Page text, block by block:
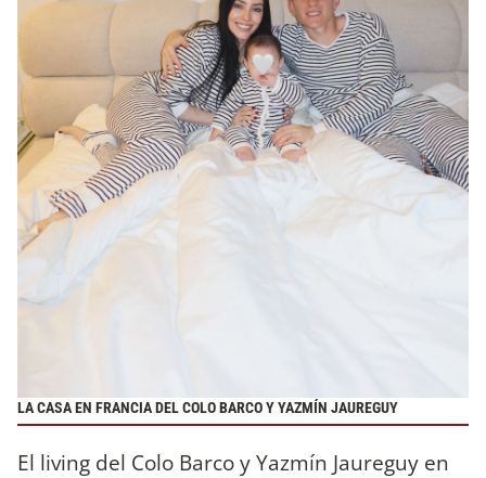
LA CASA EN FRANCIA DEL COLO BARCO Y YAZMÍN JAUREGUY
El living del Colo Barco y Yazmín Jaureguy en